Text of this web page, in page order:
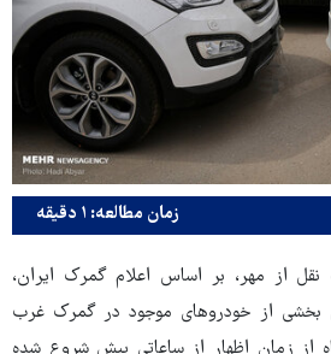
زمان مطالعه: ۱ دقیقه
از مهر، بر اساس اعلام گمرک ایران،
بخشی از خودروهای موجود در گمرک غرب